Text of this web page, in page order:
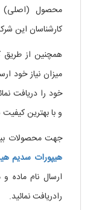
محصول (اصلی)
کارشناسان این
همچنین از طریق
میزان نیاز خود
خود را دریافت
و با بهترین
جهت محصولات
هیپورات سدیم
ارسال نام ماده
رادریافت نمائید.